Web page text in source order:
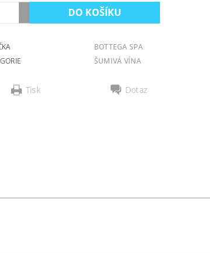
BOTTEGA SPA
ŠUMIVÁ VÍNA
Tisk Dotaz